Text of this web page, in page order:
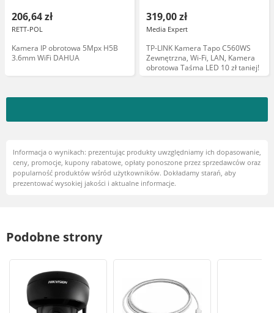
206,64 zł
RETT-POL
Kamera IP obrotowa 5Mpx H5B
3.6mm WiFi DAHUA
319,00 zł
Media Expert
TP-LINK Kamera Tapo C560WS
Zewnętrzna, Wi-Fi, LAN, Kamera
obrotowa Taśma LED 10 zł taniej!
Informacja o wynikach: prezentując produkty uwzględniamy ich dopasowanie,
ceny, promocje, kupony rabatowe, opłaty ponoszone przez sprzedawców oraz
popularność produktów wśród użytkowników. Dokładamy starań, aby
prezentować wysokiej jakości i aktualne informacje.
Podobne strony